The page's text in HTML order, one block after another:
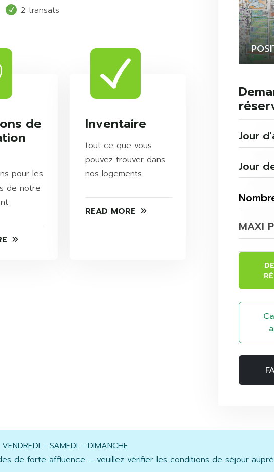
2 transats
de
pour les
de notre
Inventaire
tout ce que vous
pouvez trouver dans
nos logements
READ MORE
MAXI
- SAMEDI - DIMANCHE
de forte affluence – veuillez vérifier les conditions de séjour